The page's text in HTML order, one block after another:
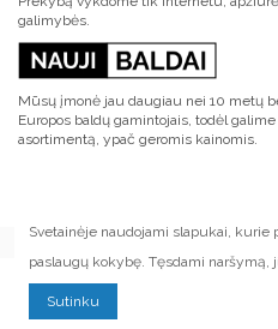
galimybės.
Mūsų įmonė jau daugiau nei 10 metų
Europos baldų gamintojais, todėl
asortimentą, ypač geromis kainomis.
© Visos teisės saugomos. Kopijuoti ar
Svetainėje naudojami slapukai,
paslaugų kokybę. Tęsdami naršymą,
Sutinku